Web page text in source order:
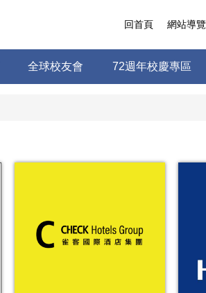
全球校友會 72週年校慶專區
回首頁 網站導覽